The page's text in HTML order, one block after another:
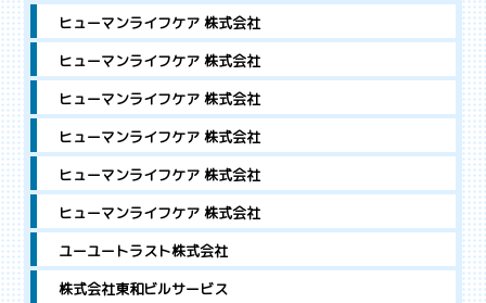
ヒューマンライフケア 株式会社
ヒューマンライフケア 株式会社
ヒューマンライフケア 株式会社
ヒューマンライフケア 株式会社
ヒューマンライフケア 株式会社
ヒューマンライフケア 株式会社
ユーユートラスト株式会社
株式会社東和ビルサービス